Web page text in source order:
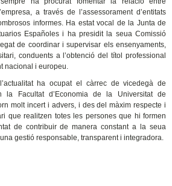
a través de l’assessorament d’entitats
informes. Ha estat vocal de la Junta de
Españoles i ha presidit la seua Comissió
de coordinar i supervisar els ensenyaments,
conduents a l’obtenció del títol professional
nacional i europeu.
ha ocupat el càrrec de vicedegà de
la Facultat d’Economia de la Universitat de
molt incert i advers, i des del màxim respecte i
que realitzen totes les persones que hi formen
de contribuir de manera constant a la seua
gestió responsable, transparent i integradora.